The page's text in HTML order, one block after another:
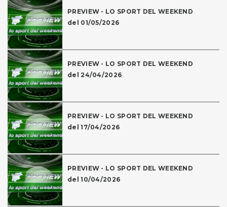
PREVIEW - LO SPORT DEL WEEKEND
del 01/05/2026
PREVIEW - LO SPORT DEL WEEKEND
del 24/04/2026
PREVIEW - LO SPORT DEL WEEKEND
del 17/04/2026
PREVIEW - LO SPORT DEL WEEKEND
del 10/04/2026